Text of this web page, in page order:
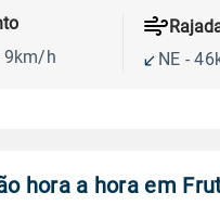
9km/h
NE -
hora a hora em